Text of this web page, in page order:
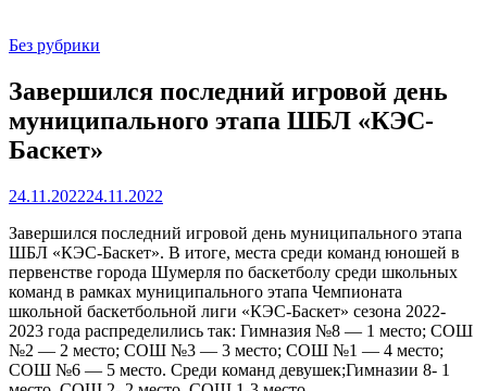
Без рубрики
Завершился последний игровой день
муниципального этапа ШБЛ «КЭС-
Баскет»
24.11.202224.11.2022
Завершился последний игровой день муниципального этапа
ШБЛ «КЭС-Баскет». В итоге, места среди команд юношей в
первенстве города Шумерля по баскетболу среди школьных
команд в рамках муниципального этапа Чемпионата
школьной баскетбольной лиги «КЭС-Баскет» сезона 2022-
2023 года распределились так: Гимназия №8 — 1 место; СОШ
№2 — 2 место; СОШ №3 — 3 место; СОШ №1 — 4 место;
СОШ №6 — 5 место. Среди команд девушек;Гимназии 8- 1